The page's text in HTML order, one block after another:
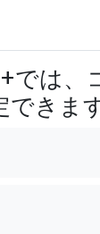
では、
できま